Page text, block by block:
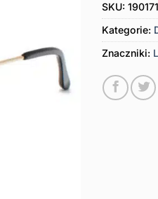
SKU:
Kategorie:
Znaczniki: